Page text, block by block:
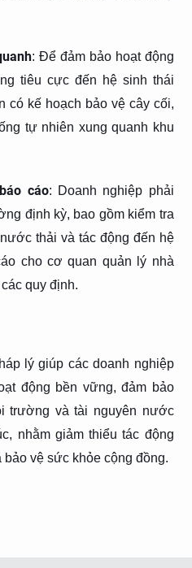
: Để đảm bảo hoạt động
tiêu cực đến hệ sinh thái
có kế hoạch bảo vệ cây cối,
tự nhiên xung quanh khu
cáo: Doanh nghiệp phải
định kỳ, bao gồm kiểm tra
thải và tác động đến hệ
cho cơ quan quản lý nhà
quy định.
lý giúp các doanh nghiệp
động bền vững, đảm bảo
trường và tài nguyên nước
nhằm giảm thiểu tác động
vệ sức khỏe cộng đồng.